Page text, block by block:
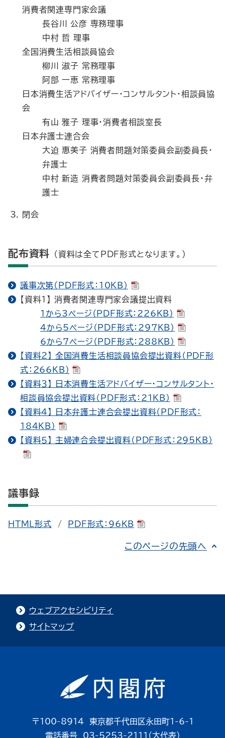
消費者関連専門家会議
長谷川 公彦 専務理事
中村 哲 理事
全国消費生活相談員協会
柳川 淑子 常務理事
阿部 一恵 常務理事
日本消費生活アドバイザー・コンサルタント・相談員協
会
有山 雅子 理事・消費者相談室長
日本弁護士連合会
大迫 惠美子 消費者問題対策委員会副委員長・
弁護士
中村 新造 消費者問題対策委員会副委員長・弁
護士
閉会
配布資料 （資料は全てPDF形式となります。）
議事次第（PDF形式：10KB）
【資料１】 消費者関連専門家会議提出資料
1から3ページ（PDF形式：226KB）
4から5ページ（PDF形式：297KB）
6から7ページ（PDF形式：288KB）
【資料２】 全国消費生活相談員協会提出資料（PDF形
式：266KB）
【資料３】 日本消費生活アドバイザー・コンサルタント・
相談員協会提出資料（PDF形式：21KB）
【資料４】 日本弁護士連合会提出資料（PDF形式：
184KB）
【資料５】 主婦連合会提出資料（PDF形式：295KB）
議事録
HTML形式 / PDF形式：96KB
このページの先頭へ
ウェブアクセシビリティ
サイトマップ
〒100-8914 東京都千代田区永田町1-6-1
電話番号 03-5253-2111（大代表）